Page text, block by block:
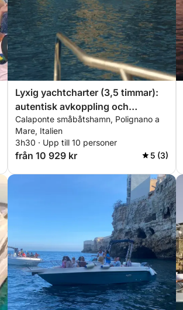
Lyxig yachtcharter (3,5 timmar):
autentisk avkoppling och
pugliansk stil
Calaponte småbåtshamn, Polignano a
Mare, Italien
3h30 · Upp till 10 personer
från 10 929 kr 5 (3)